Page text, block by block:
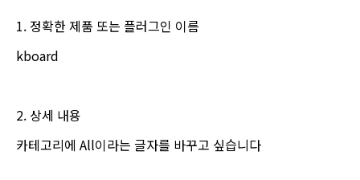
1. 정확한 제품 또는 플러그인 이름
kboard
2. 상세 내용
카테고리에 All이라는 글자를 바꾸고 싶습니다